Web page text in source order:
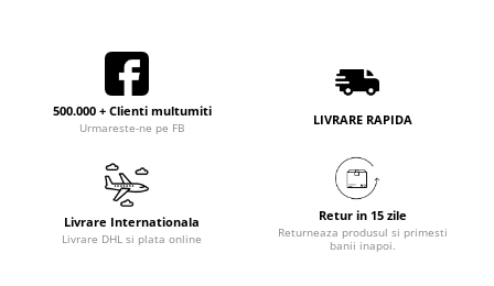
500.000 + Clienti multumiti
Urmareste-ne pe FB
LIVRARE RAPIDA
Livrare Internationala
Livrare DHL si plata online
Retur in 15 zile
Returneaza produsul si primesti
banii inapoi.